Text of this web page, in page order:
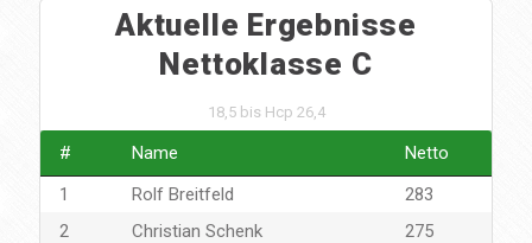
Aktuelle Ergebnisse
Nettoklasse C
18,5 bis Hcp 26,4
# Name
Netto
1
Rolf Breitfeld
283
2
Christian Schenk
275